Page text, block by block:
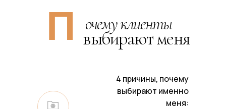
4 причины, почему
выбирают именно
меня:
П очему клиенты
выбирают меня